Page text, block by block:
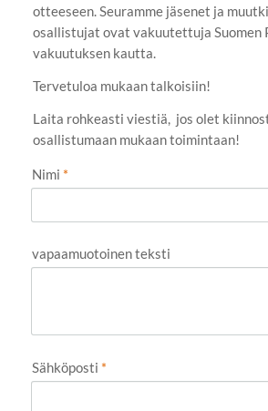
otteeseen. Seuramme jäsenet ja
osallistujat ovat vakuutettuja Suomen
vakuutuksen kautta.
Tervetuloa mukaan talkoisiin!
Laita rohkeasti viestiä, jos olet
osallistumaan mukaan toimintaan!
Nimi *
vapaamuotoinen teksti
Sähköposti *